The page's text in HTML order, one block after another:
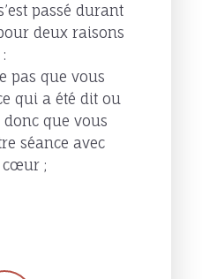
passé durant
deux raisons
:
pas que vous
qui a été dit ou
donc que vous
séance avec
cœur ;